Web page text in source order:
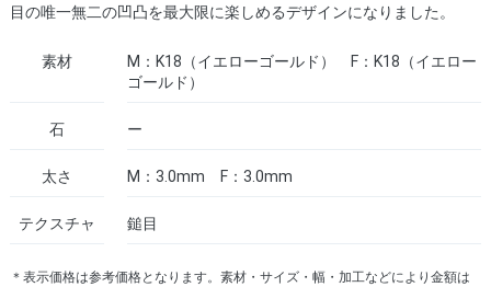
目の唯一無二の凹凸を最大限に楽しめるデザインになりました。
素材
M：K18（イエローゴールド） F：K18（イエロー
ゴールド）
石 ー
太さ M：3.0mm F：3.0mm
テクスチャ 鎚目
＊表示価格は参考価格となります。素材・サイズ・幅・加工などにより金額は